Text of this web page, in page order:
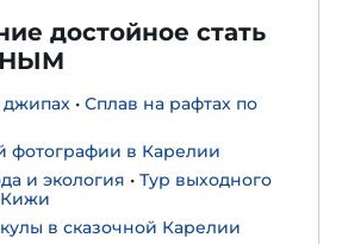
достойное стать
джипах • Сплав на рафтах по
фотографии в Карелии
и экология • Тур выходного
Кижи
в сказочной Карелии